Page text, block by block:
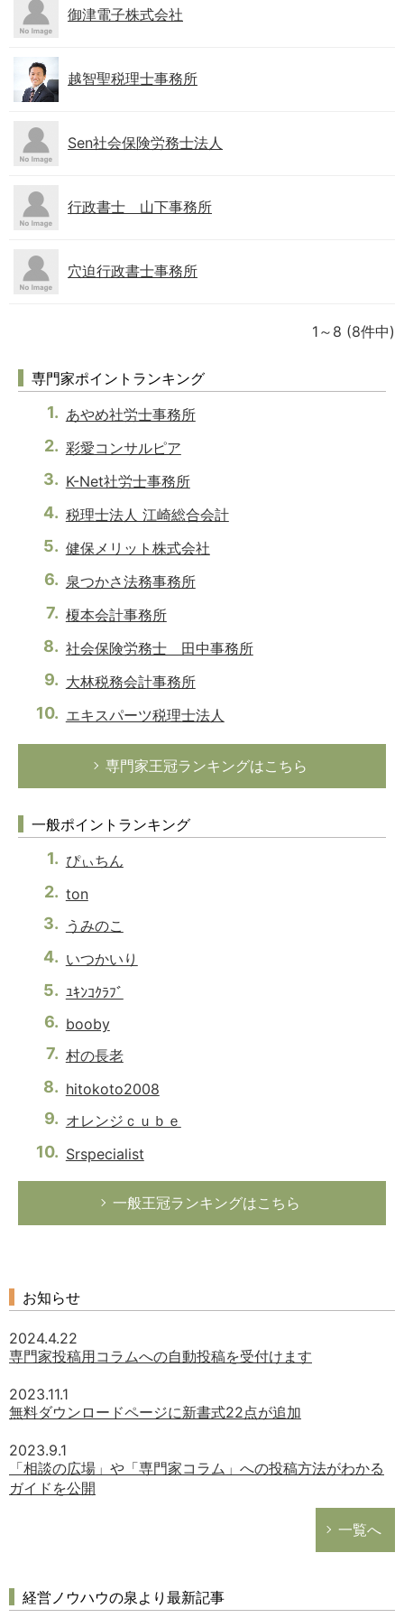
御津電子株式会社
越智聖税理士事務所
Sen社会保険労務士法人
行政書士 山下事務所
穴迫行政書士事務所
1～8 (8件中)
専門家ポイントランキング
あやめ社労士事務所
彩愛コンサルピア
K-Net社労士事務所
税理士法人 江崎総合会計
健保メリット株式会社
泉つかさ法務事務所
榎本会計事務所
社会保険労務士 田中事務所
大林税務会計事務所
エキスパーツ税理士法人
専門家王冠ランキングはこちら
一般ポイントランキング
ぴぃちん
ton
うみのこ
いつかいり
ﾕｷﾝｺｸﾗﾌﾞ
booby
村の長老
hitokoto2008
オレンジｃｕｂｅ
Srspecialist
一般王冠ランキングはこちら
お知らせ
2024.4.22
専門家投稿用コラムへの自動投稿を受付けます
2023.11.1
無料ダウンロードページに新書式22点が追加
2023.9.1
「相談の広場」や「専門家コラム」への投稿方法がわかる
ガイドを公開
一覧へ
経営ノウハウの泉より最新記事